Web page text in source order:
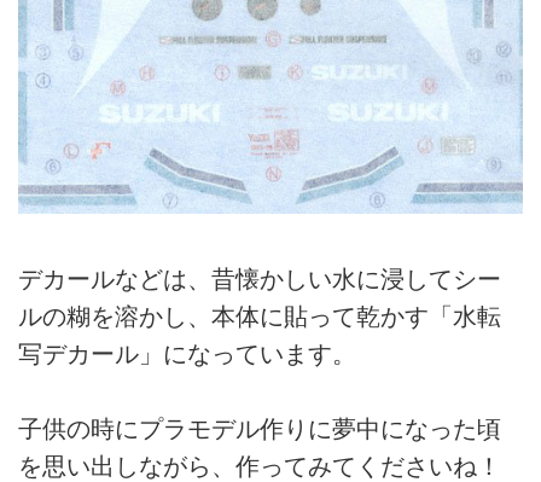
デカールなどは、昔懐かしい水に浸してシー
ルの糊を溶かし、本体に貼って乾かす「水転
写デカール」になっています。
子供の時にプラモデル作りに夢中になった頃
を思い出しながら、作ってみてくださいね！